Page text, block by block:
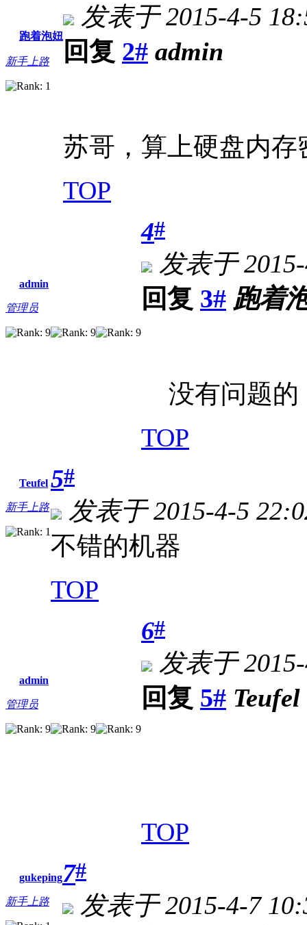
跑着泡妞
新手上路
发表于 2015-4-5
回复 2# admin
苏哥，算上硬盘内
TOP
admin
管理员
4#
发表于
回复 3# 跑着
没有问题的
TOP
Teufel
新手上路
5#
发表于 2015-4-5
不错的机器
TOP
admin
管理员
6#
发表于
回复 5# Teufel
TOP
gukeping
新手上路
7#
发表于 2015-4-7